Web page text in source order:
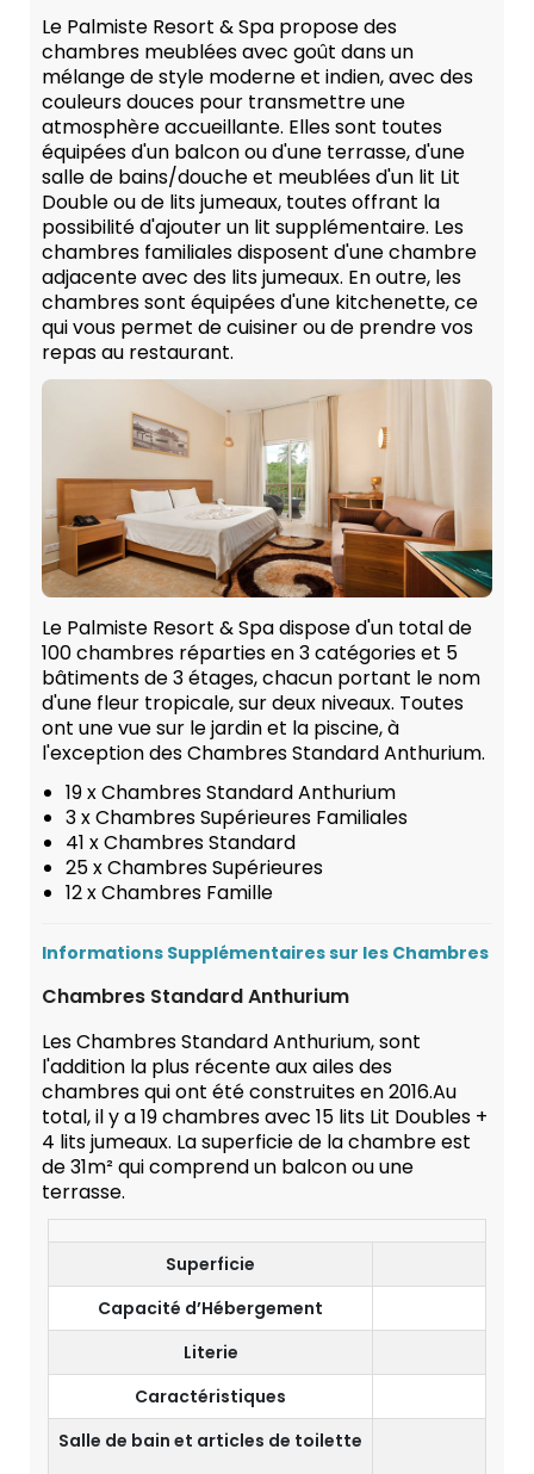
Le Palmiste Resort & Spa propose des
chambres meublées avec goût dans un
mélange de style moderne et indien, avec des
couleurs douces pour transmettre une
atmosphère accueillante. Elles sont toutes
équipées d'un balcon ou d'une terrasse, d'une
salle de bains/douche et meublées d'un lit Lit
Double ou de lits jumeaux, toutes offrant la
possibilité d'ajouter un lit supplémentaire. Les
chambres familiales disposent d'une chambre
adjacente avec des lits jumeaux. En outre, les
chambres sont équipées d'une kitchenette, ce
qui vous permet de cuisiner ou de prendre vos
repas au restaurant.
Le Palmiste Resort & Spa dispose d'un total de
100 chambres réparties en 3 catégories et 5
bâtiments de 3 étages, chacun portant le nom
d'une fleur tropicale, sur deux niveaux. Toutes
ont une vue sur le jardin et la piscine, à
l'exception des Chambres Standard Anthurium.
19 x Chambres Standard Anthurium
3 x Chambres Supérieures Familiales
41 x Chambres Standard
25 x Chambres Supérieures
12 x Chambres Famille
Informations Supplémentaires sur les Chambres
Chambres Standard Anthurium
Les Chambres Standard Anthurium, sont
l'addition la plus récente aux ailes des
chambres qui ont été construites en 2016.Au
total, il y a 19 chambres avec 15 lits Lit Doubles +
4 lits jumeaux. La superficie de la chambre est
de 31m² qui comprend un balcon ou une
terrasse.
Superficie
Capacité d’Hébergement
Literie
Caractéristiques
Salle de bain et articles de toilette